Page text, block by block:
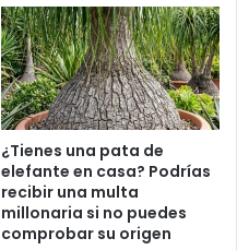
¿Tienes una pata de
elefante en casa? Podrías
recibir una multa
millonaria si no puedes
comprobar su origen